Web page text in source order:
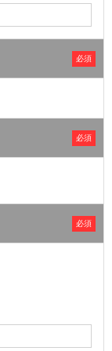
必須
必須
必須